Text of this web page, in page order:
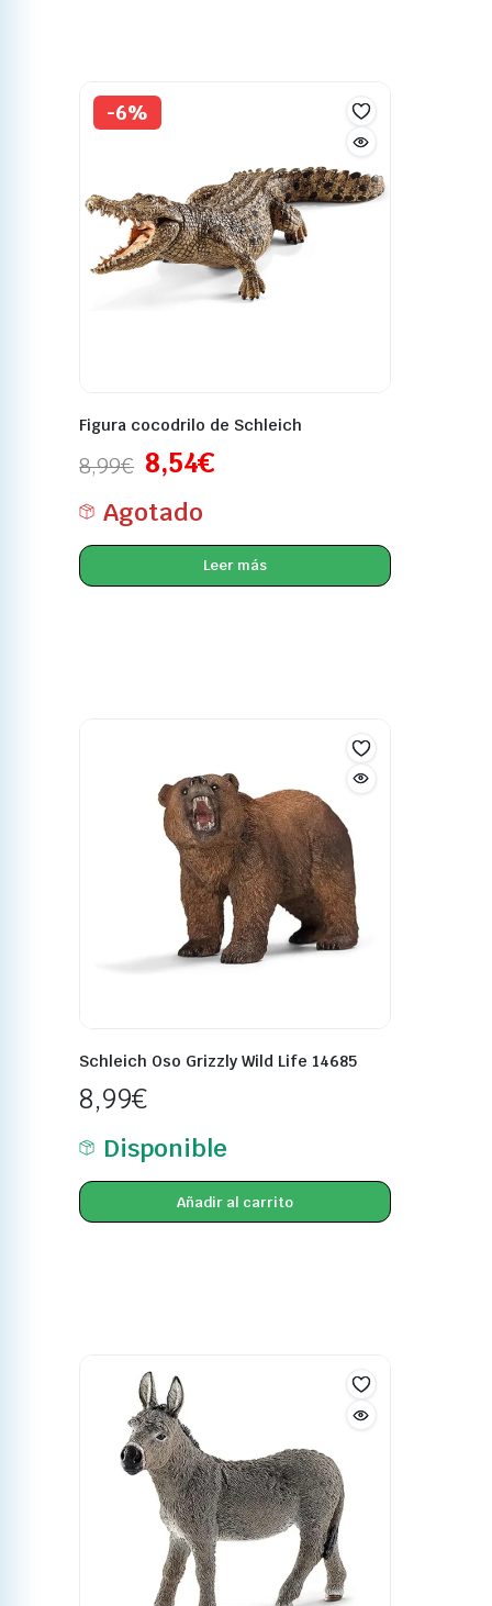
-6%
Figura cocodrilo de Schleich
8,99€ 8,54€
Agotado
Leer más
Schleich Oso Grizzly Wild Life 14685
8,99€
Disponible
Añadir al carrito